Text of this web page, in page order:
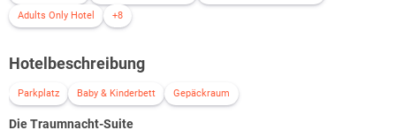
Adults Only Hotel
+8
Hotelbeschreibung
Parkplatz Baby & Kinderbett Gepäckraum
Die Traumnacht-Suite